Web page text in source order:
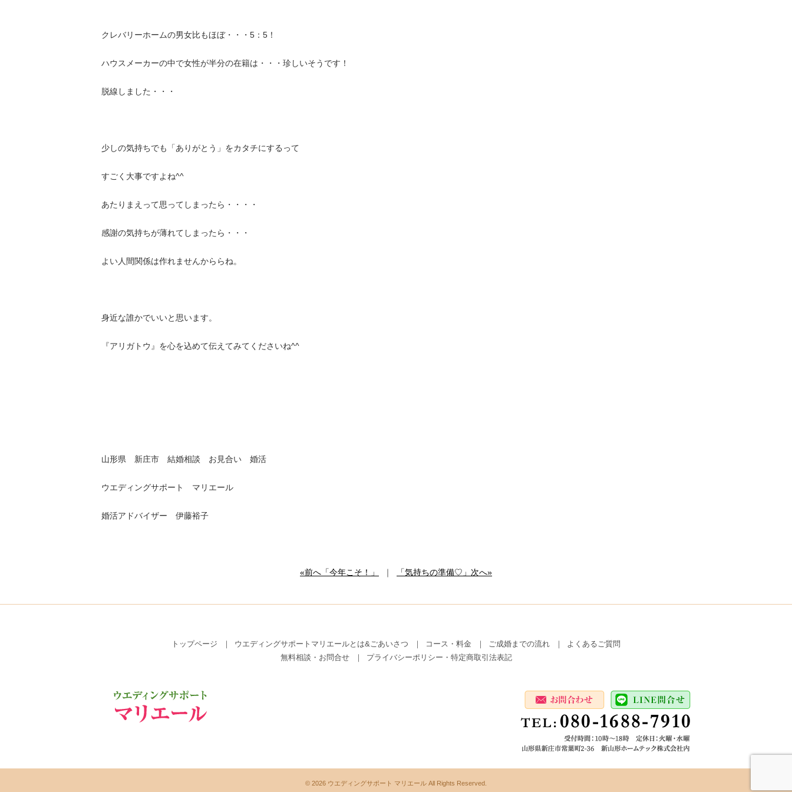
クレバリーホームの男女比もほぼ・・・5：5！
ハウスメーカーの中で女性が半分の在籍は・・・珍しいそうです！
脱線しました・・・
少しの気持ちでも「ありがとう」をカタチにするって
すごく大事ですよね^^
あたりまえって思ってしまったら・・・・
感謝の気持ちが薄れてしまったら・・・
よい人間関係は作れませんかららね。
身近な誰かでいいと思います。
『アリガトウ』を心を込めて伝えてみてくださいね^^
山形県 新庄市 結婚相談 お見合い 婚活
ウエディングサポート マリエール
婚活アドバイザー 伊藤裕子
«前へ「今年こそ！」 ｜ 「気持ちの準備♡」次へ»
トップページ ウエディングサポートマリエールとは&ごあいさつ コース・料金 ご成婚までの流れ
よくあるご質問
無料相談・お問合せ
プライバシーポリシー・特定商取引法表記
© 2026 ウエディングサポート マリエール All Rights Reserved.